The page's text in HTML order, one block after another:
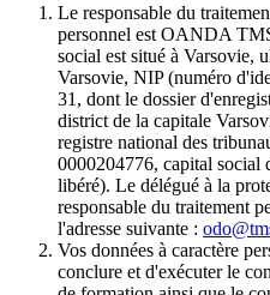
Le responsable du
personnel est OANDA
social est situé à Varsovie,
Varsovie, NIP (numéro
31, dont le dossier
district de la capitale
registre national des
0000204776, capital social
libéré). Le délégué à la
responsable du traitement
l'adresse suivante :
Vos données à caractère
conclure et d'exécuter le